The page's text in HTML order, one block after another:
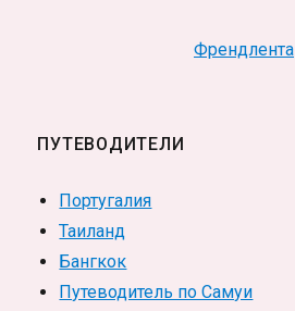
Френдлента
ПУТЕВОДИТЕЛИ
Португалия
Таиланд
Бангкок
Путеводитель по Самуи